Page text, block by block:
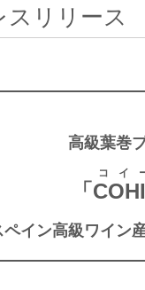
スリリース
高級葉巻
「
コイ
ペイン高級ワイン